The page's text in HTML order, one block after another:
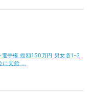
手権 総額150万円 男女各1-3
に支給 …